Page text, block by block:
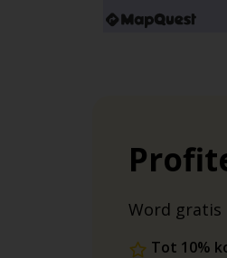
Word gratis
Tot 10%